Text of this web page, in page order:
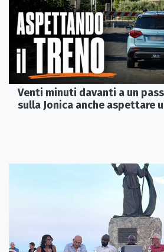
Venti minuti davanti a un
sulla Jonica anche aspettare